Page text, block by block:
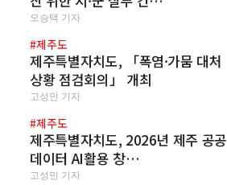
오승택 기자
#제주도
제주특별자치도, 「폭염·가뭄 대처
상황 점검회의」 개최
고성민 기자
#제주도
제주특별자치도, 2026년 제주 공공
데이터 AI활용 창…
고성민 기자